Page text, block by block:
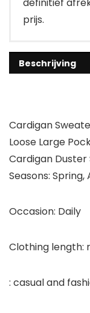
definitief
prijs.
Beschrijving
Cardigan
Loose Large
Cardigan
Seasons:
Occasion: Daily
Clothing length:
: casual and